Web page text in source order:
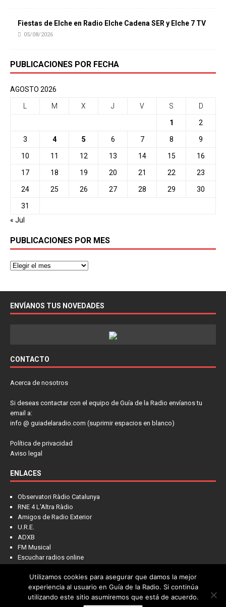
Fiestas de Elche en Radio Elche Cadena SER y Elche 7 TV
05/08/2026
PUBLICACIONES POR FECHA
AGOSTO 2026
M X J V S D
1 2
3 4 5 6 7 8 9
10 11 12 13 14 15 16
17 18 19 20 21 22 23
24 25 26 27 28 29 30
31
« Jul
PUBLICACIONES POR MES
ENVÍANOS TUS NOVEDADES
CONTACTO
Acerca de nosotros
Si deseas contactar con el equipo de Guía de la Radio envíanos tu
email a:
info @ guiadelaradio.com (suprimir espacios en blanco)
Política de privacidad
Aviso legal
ENLACES
Observatori Ràdio Catalunya
RNE 4 L'Altra Ràdio
Amigos de Radio Exterior
U.R.E.
ADXB
FM Musical
Escuchar radios online
Utilizamos cookies para asegurar que damos la mejor
experiencia al usuario en Guía de la Radio. Si continúa
utilizando este sitio asumiremos que está de acuerdo.